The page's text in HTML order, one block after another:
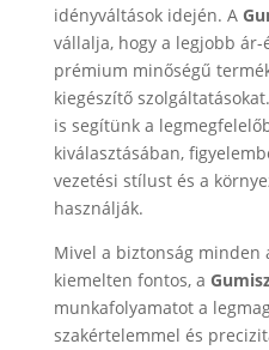
idényváltások idején. A
vállalja, hogy a legjobb
prémium minőségű
kiegészítő
is segítünk a
kiválasztásában,
vezetési stílust és a
használják.
Mivel a biztonság minden
kiemelten fontos, a
munkafolyamatot a
szakértelemmel és